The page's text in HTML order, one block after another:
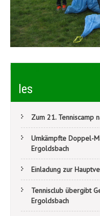
Einladung zum
les
Zum 21. Tenniscamp
Umkämpfte Doppel-
Ergoldsbach
Einladung zur
Tennisclub übergibt
Ergoldsbach